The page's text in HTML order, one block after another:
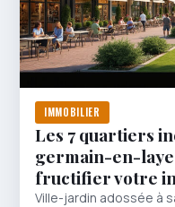
IMMOBILIER
Les 7 quartiers
germain-en-
fructifier votre
Ville-jardin adossée à